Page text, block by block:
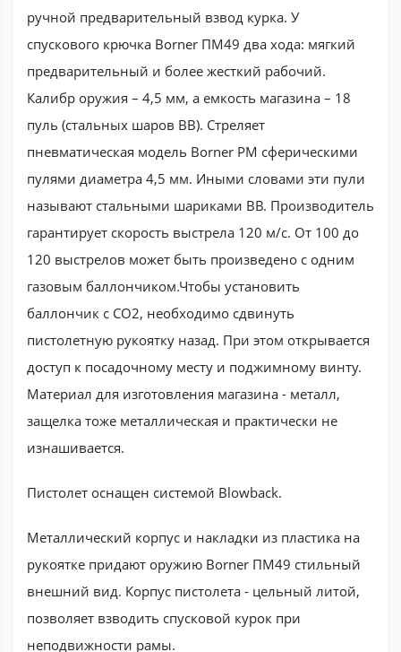
ручной предварительный взвод курка. У
спускового крючка Borner ПМ49 два хода: мягкий
предварительный и более жесткий рабочий.
Калибр оружия – 4,5 мм, а емкость магазина – 18
пуль (стальных шаров BB). Стреляет
пневматическая модель Borner PM сферическими
пулями диаметра 4,5 мм. Иными словами эти пули
называют стальными шариками ВВ. Производитель
гарантирует скорость выстрела 120 м/с. От 100 до
120 выстрелов может быть произведено с одним
газовым баллончиком.Чтобы установить
баллончик с СО2, необходимо сдвинуть
пистолетную рукоятку назад. При этом открывается
доступ к посадочному месту и поджимному винту.
Материал для изготовления магазина - металл,
защелка тоже металлическая и практически не
изнашивается.
Пистолет оснащен системой Blowback.
Металлический корпус и накладки из пластика на
рукоятке придают оружию Borner ПМ49 стильный
внешний вид. Корпус пистолета - цельный литой,
позволяет взводить спусковой курок при
неподвижности рамы.